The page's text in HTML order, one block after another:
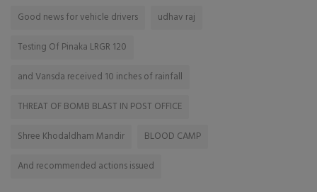
Good news for vehicle drivers
udhav raj
Testing Of Pinaka LRGR 120
and Vansda received 10 inches of rainfall
THREAT OF BOMB BLAST IN POST OFFICE
Shree Khodaldham Mandir
BLOOD CAMP
And recommended actions issued